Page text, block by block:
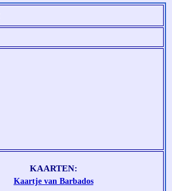
KAARTEN:
Kaartje van Barbados